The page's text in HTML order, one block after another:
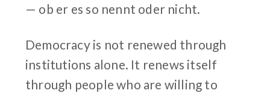
— ob er es so nennt oder nicht.
Democracy is not renewed through
institutions alone. It renews itself
through people who are willing to